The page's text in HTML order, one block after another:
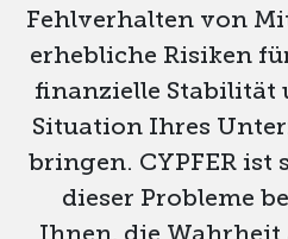
Fehlverhalten von
erhebliche Risiken
finanzielle Stabilität
Situation Ihres
bringen. CYPFER ist
dieser Probleme
Ihnen, die Wahrheit